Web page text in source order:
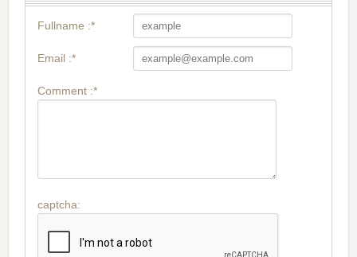
Fullname :*
Email :*
Comment :*
captcha: